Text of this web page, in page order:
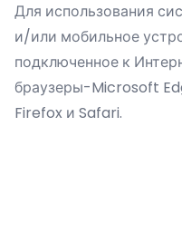
Для использования
и/или мобильное
подключенное к
браузеры-Microsoft
Firefox и Safari.